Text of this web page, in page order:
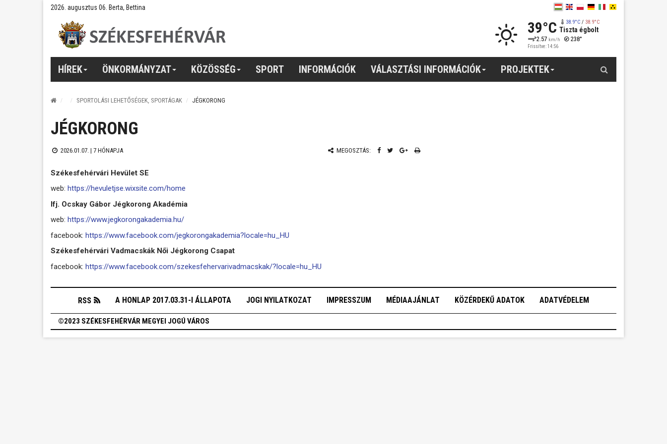
2026. augusztus 06. Berta, Bettina
39°C 38.9°C/ 38.9°C
Tiszta égbolt
2.57 km/h 238°
Frissítve: 14:56
HÍREK ÖNKORMÁNYZAT KÖZÖSSÉG SPORT INFORMÁCIÓK VÁLASZTÁSI INFORMÁCIÓK PROJEKTEK
SPORTOLÁSI LEHETŐSÉGEK, SPORTÁGAK JÉGKORONG
JÉGKORONG
2026.01.07. | 7 HÓNAPJA MEGOSZTÁS:
Székesfehérvári Hevület SE
web: https://hevuletjse.wixsite.com/home
Ifj. Ocskay Gábor Jégkorong Akadémia
web: https://www.jegkorongakademia.hu/
facebook: https://www.facebook.com/jegkorongakademia?locale=hu_HU
Székesfehérvári Vadmacskák Női Jégkorong Csapat
facebook: https://www.facebook.com/szekesfehervarivadmacskak/?locale=hu_HU
RSS A HONLAP 2017.03.31-I ÁLLAPOTA JOGI NYILATKOZAT IMPRESSZUM MÉDIAAJÁNLAT KÖZÉRDEKŰ ADATOK ADATVÉDELEM
©2023 SZÉKESFEHÉRVÁR MEGYEI JOGÚ VÁROS